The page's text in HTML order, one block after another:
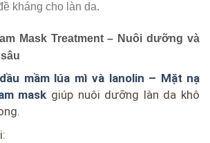
kháng cho làn da.
Mask Treatment – Nuôi dưỡng và
mầm lúa mì và lanolin – Mặt nạ
mask giúp nuôi dưỡng làn da khô